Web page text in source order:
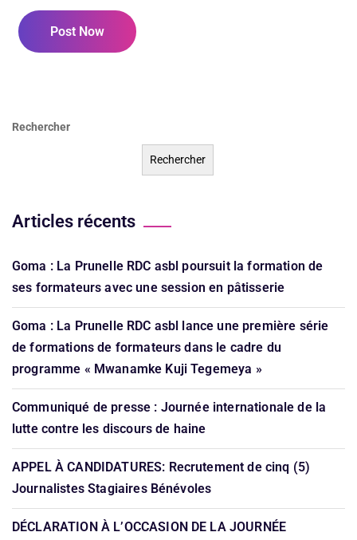
Post Now
Rechercher
Rechercher
Articles récents
Goma : La Prunelle RDC asbl poursuit la formation de
ses formateurs avec une session en pâtisserie
Goma : La Prunelle RDC asbl lance une première série
de formations de formateurs dans le cadre du
programme « Mwanamke Kuji Tegemeya »
Communiqué de presse : Journée internationale de la
lutte contre les discours de haine
APPEL À CANDIDATURES: Recrutement de cinq (5)
Journalistes Stagiaires Bénévoles
DÉCLARATION À L’OCCASION DE LA JOURNÉE